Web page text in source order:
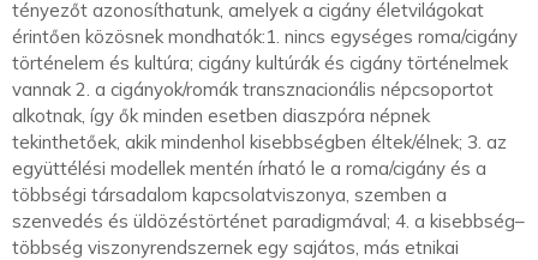
tényezőt azonosíthatunk, amelyek a cigány életvilágokat
érintően közösnek mondhatók:1. nincs egységes roma/cigány
történelem és kultúra; cigány kultúrák és cigány történelmek
vannak 2. a cigányok/romák transznacionális népcsoportot
alkotnak, így ők minden esetben diaszpóra népnek
tekinthetőek, akik mindenhol kisebbségben éltek/élnek; 3. az
együttélési modellek mentén írható le a roma/cigány és a
többségi társadalom kapcsolatviszonya, szemben a
szenvedés és üldözéstörténet paradigmával; 4. a kisebbség–
többség viszonyrendszernek egy sajátos, más etnikai